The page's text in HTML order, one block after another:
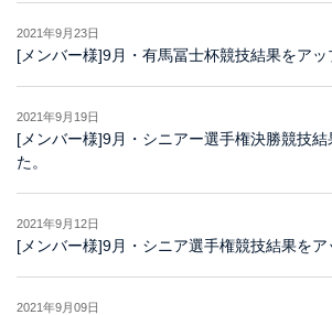
2021年9月23日
[メンバー様]9月・有馬冨士杯競技結果をアッ
2021年9月19日
[メンバー様]9月・シニアー選手権決勝競技結
た。
2021年9月12日
[メンバー様]9月・シニア選手権競技結果をア
2021年9月09日